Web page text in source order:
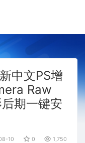
中文PS增
Raw
期一键安
10 0 1,750